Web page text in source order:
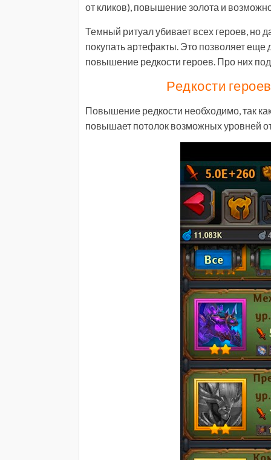
от кликов), повышение золота и
Темный ритуал убивает всех героев, но
покупать артефакты. Это позволяет
повышение редкости героев. Про них
Редкости
Повышение редкости необходимо, так
повышает потолок возможных уровней